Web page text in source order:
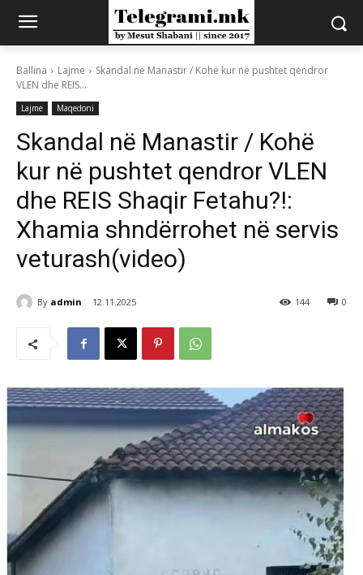
Ballina Lajme
Skandal në Manastir / Kohë kur në pushtet qendror
VLEN dhe REIS...
Lajme Maqedoni
Skandal në Manastir / Kohë
kur në pushtet qendror VLEN
dhe REIS Shaqir Fetahu?!:
Xhamia shndërrohet në servis
veturash(video)
By admin 12.11.2025 0
144